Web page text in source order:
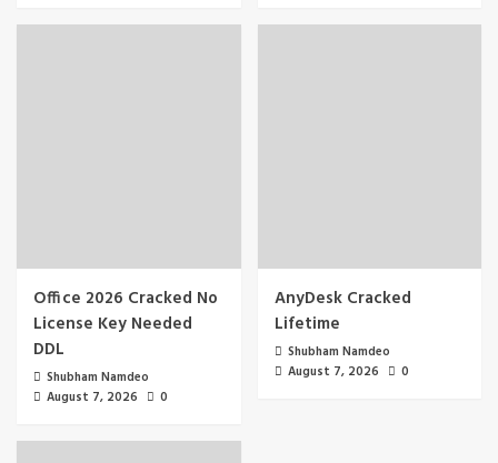
Office 2026 Cracked No
License Key Needed
DDL
Shubham Namdeo
August 7, 2026
0
AnyDesk Cracked
Lifetime
Shubham Namdeo
August 7, 2026
0